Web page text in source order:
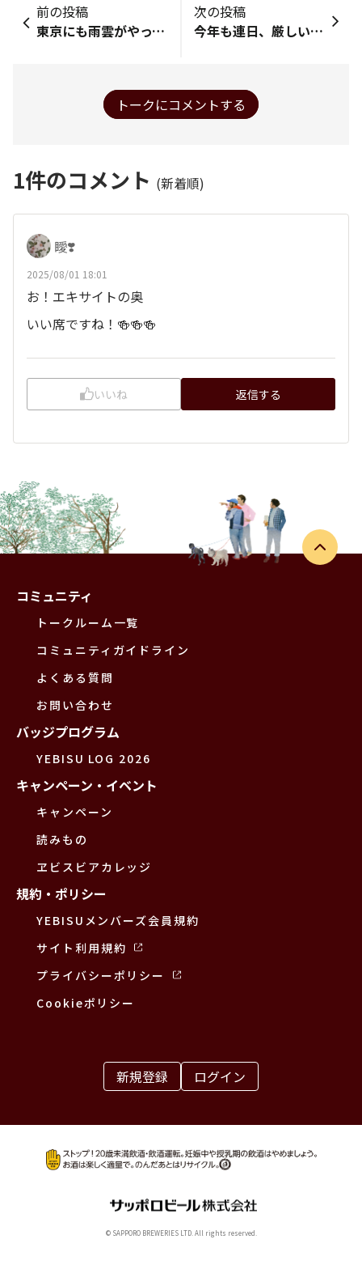
前の投稿
東京にも雨雲がやって来ました。 今夜は久しぶりに雨かな？☔ 夕方の止んでるうちに地域猫に餌をあげられたらいいな。 😺☔
次の投稿
今年も連日、厳しい暑さが続いていますね！ 火照った体に極上のヱビスビールはいかがでしょうか♪ YEBIStockでは、ヱビスビール誕生の地、恵比寿ならではの上質な時間を最高の一杯を楽しめる４つのスポットをご紹介しています。 ぜひご覧ください。 https://yebistock.gardenplace.jp/seasonal/20250801_44/
トークにコメントする
1件のコメント (新着順)
瞹❣️
2025/08/01 18:01
お！エキサイトの奥
いい席ですね！🍻🍻🍻
いいね 返信する
コミュニティ
トークルーム一覧
コミュニティガイドライン
よくある質問
お問い合わせ
バッジプログラム
YEBISU LOG 2026
キャンペーン・イベント
キャンペーン
読みもの
ヱビスビアカレッジ
規約・ポリシー
YEBISUメンバーズ会員規約
サイト利用規約
プライバシーポリシー
Cookieポリシー
新規登録 ログイン
© SAPPORO BREWERIES LTD. All rights reserved.